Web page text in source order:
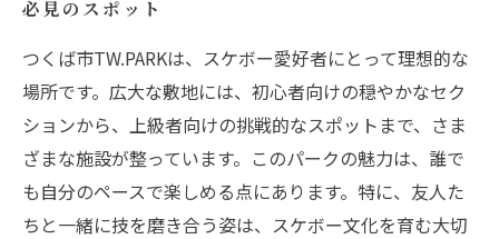
つくば市が生んだスケボー文化の魅力と広がり
初心者から上級者まで、TW.PARKでのスケボー
ライフを充実させるヒント
あなたも体験してみよう！TW.PARKでの爽快ス
ケボーライフ
必見のスポット
つくば市TW.PARKは、スケボー愛好者にとって理想的な
場所です。広大な敷地には、初心者向けの穏やかなセク
ションから、上級者向けの挑戦的なスポットまで、さま
ざまな施設が整っています。このパークの魅力は、誰で
も自分のペースで楽しめる点にあります。特に、友人た
ちと一緒に技を磨き合う姿は、スケボー文化を育む大切